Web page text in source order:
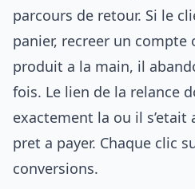
parcours de retour. Si le
panier, recreer un compte
produit a la main, il
fois. Le lien de la relance
exactement la ou il
pret a payer. Chaque clic
conversions.